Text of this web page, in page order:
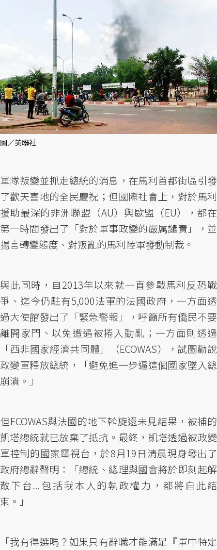
圖／美聯社
軍隊叛變並抓走總統的消息，在馬利首都街區引發
了歡天喜地的全民慶祝；但國際社會上，對於馬利
援助最深的非洲聯盟（AU）與歐盟（EU），都在
第一時間發出了「對於軍事政變的嚴厲譴責」，並
揚言轉變態度、對叛亂的馬利陸軍發動制裁。
與此同時，自2013年以來就一直參戰馬利反恐戰
爭、迄今仍駐有5,000法軍的法國政府，一方面透
過大使館發出了「緊急警報」，呼籲所有僑民不要
離開家門、以免遭遇被捲入動亂；一方面則透過
「西非國家經濟共同體」（ECOWAS），試圖勸說
政變軍釋放總統，「避免進一步逼這個國家墜入總
崩潰。」
但ECOWAS與法國的地下斡旋還未見結果，被捕的
凱塔總統就已放棄了抵抗。最終，凱塔透過被政變
軍控制的國家電視台，於8月19日清晨現身發出了
政府總辭聲明：「總統、總理與國會將於即刻起解
散下台...包括我本人的執政權力，都將自此結
束。」
「我有得選嗎？如果只有辭職才能滿足『軍中特定